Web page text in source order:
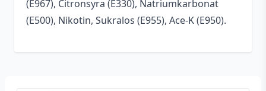
(E967), Citronsyra (E330), Natriumkarbonat
(E500), Nikotin, Sukralos (E955), Ace-K (E950).
Tillverkare
Kelly White
Tobaksfritt snus